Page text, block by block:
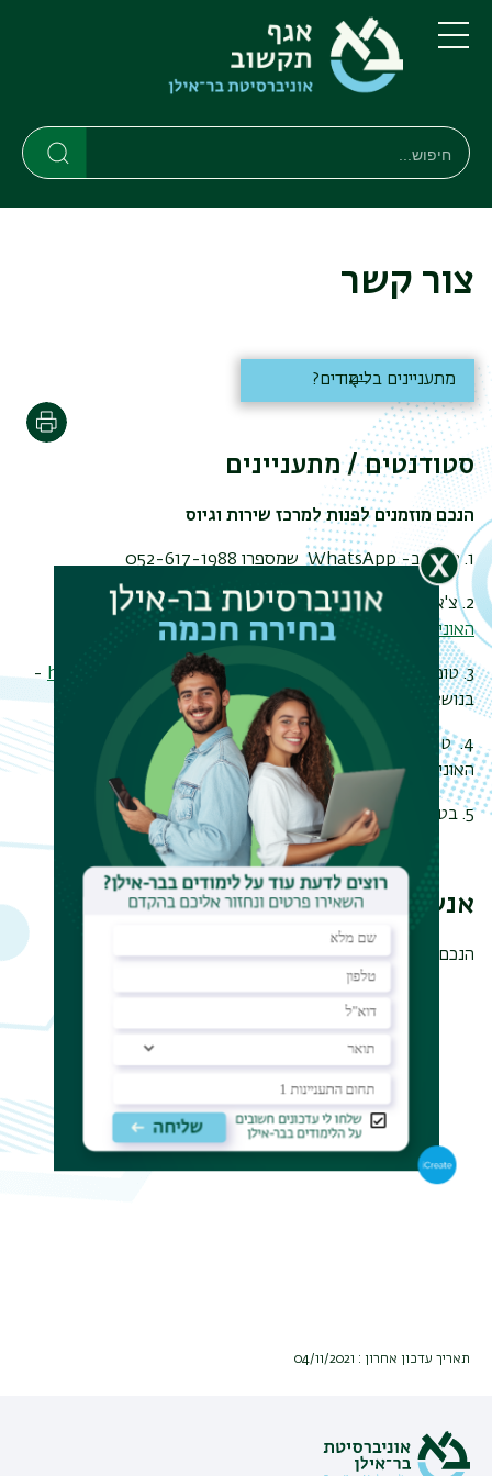
העיקרי
ניווט
ראשי
תפריט
חיפוש
חיפוש
צור קשר
מתעניינים בלימודים?
סטודנטים / מתעניינים
הנכם מוזמנים לפנות למרכז שירות וגיוס
1. צ'אט ב- WhatsAppשמספרו 052-617-1988
2. צ'אט באמצעות המסנג'ר
בדף הפייסבוק הרשמי של
האוניברסיטה
3. טופס פנייה - https://inbar.biu.ac.il/ApplicationForm
-
בנושאי שירות לסטודנטים בלבד.
4. טופס השארת פרטים בקצה השמאלי של הדף הראשי של
האוניברסיטה - למתעניינים בלבד.
5. בטלפון 9392* או 03-5317000
אנשי סגל אקדמי
הנכם מוזמנים לפנות ליועץ המחשובאצלכם במחלקה
תאריך עדכון אחרון : 04/11/2021